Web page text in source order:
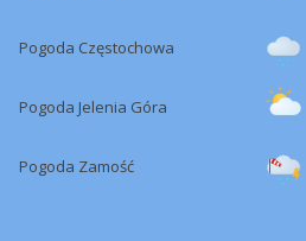
Pogoda Częstochowa
Pogoda Jelenia Góra
Pogoda Zamość